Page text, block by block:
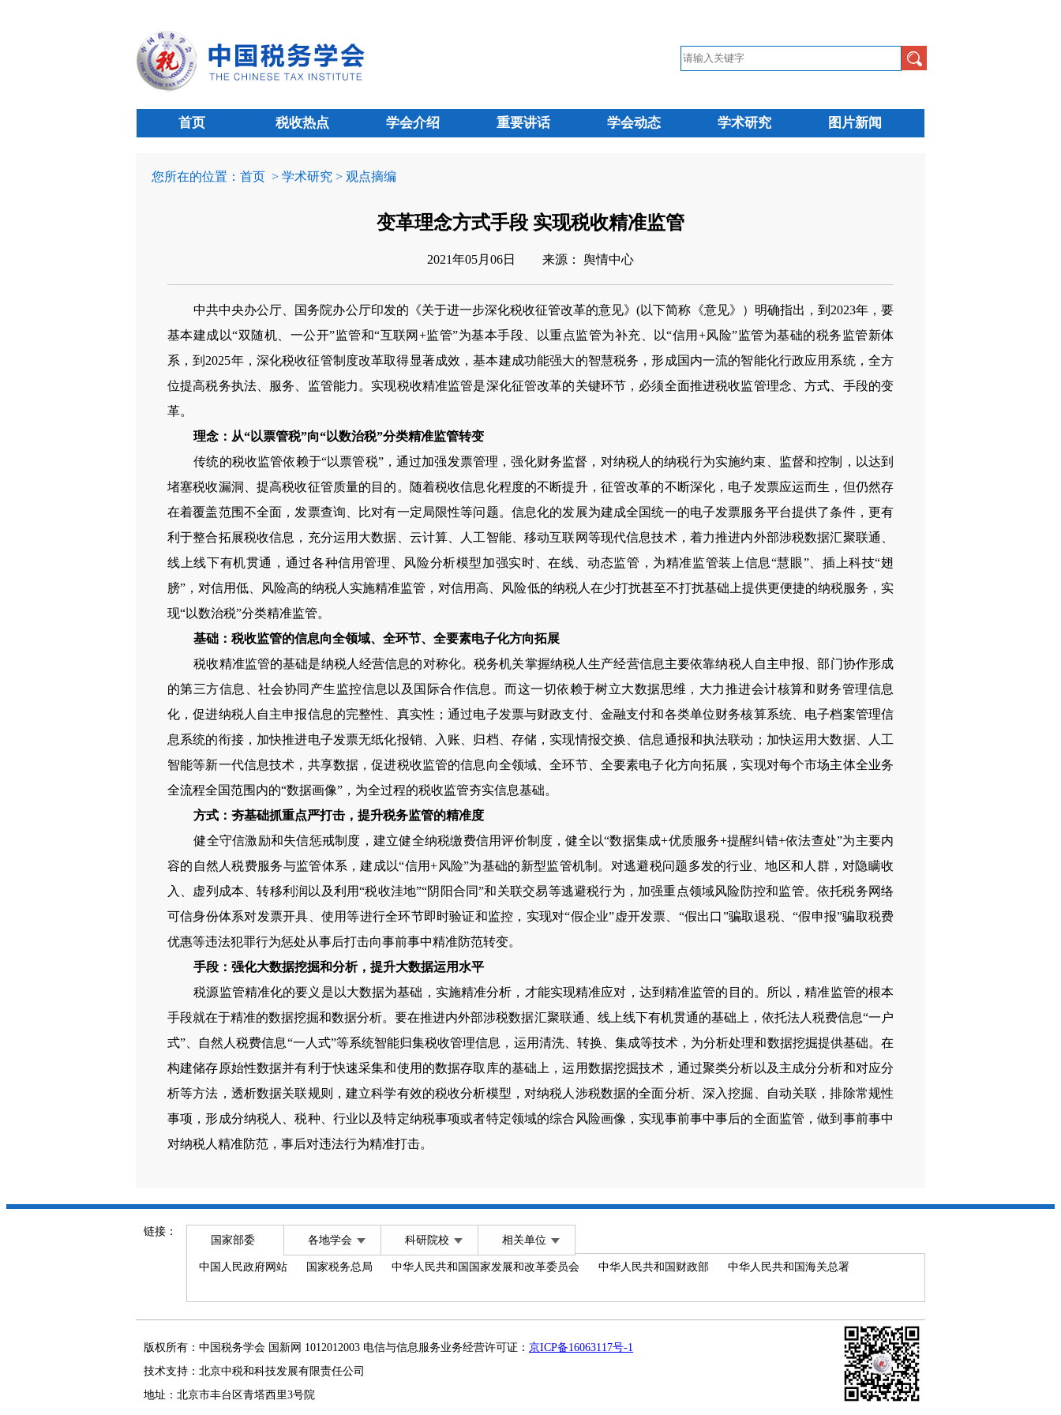
首页 税收热点 学会介绍 重要讲话 学会动态 学术研究 图片新闻
您所在的位置： 首页 > 学术研究 > 观点摘编
变革理念方式手段 实现税收精准监管
2021年05月06日 来源： 舆情中心
中共中央办公厅、国务院办公厅印发的《关于进一步深化税收征管改革的意见》(以下简称《意见》）明确指出，到2023年，要
基本建成以“双随机、一公开”监管和“互联网+监管”为基本手段、以重点监管为补充、以“信用+风险”监管为基础的税务监管新体
系，到2025年，深化税收征管制度改革取得显著成效，基本建成功能强大的智慧税务，形成国内一流的智能化行政应用系统，全方
位提高税务执法、服务、监管能力。实现税收精准监管是深化征管改革的关键环节，必须全面推进税收监管理念、方式、手段的变
革。
理念：从“以票管税”向“以数治税”分类精准监管转变
传统的税收监管依赖于“以票管税”，通过加强发票管理，强化财务监督，对纳税人的纳税行为实施约束、监督和控制，以达到
堵塞税收漏洞、提高税收征管质量的目的。随着税收信息化程度的不断提升，征管改革的不断深化，电子发票应运而生，但仍然存
在着覆盖范围不全面，发票查询、比对有一定局限性等问题。信息化的发展为建成全国统一的电子发票服务平台提供了条件，更有
利于整合拓展税收信息，充分运用大数据、云计算、人工智能、移动互联网等现代信息技术，着力推进内外部涉税数据汇聚联通、
线上线下有机贯通，通过各种信用管理、风险分析模型加强实时、在线、动态监管，为精准监管装上信息“慧眼”、插上科技“翅
膀”，对信用低、风险高的纳税人实施精准监管，对信用高、风险低的纳税人在少打扰甚至不打扰基础上提供更便捷的纳税服务，实
现“以数治税”分类精准监管。
基础：税收监管的信息向全领域、全环节、全要素电子化方向拓展
税收精准监管的基础是纳税人经营信息的对称化。税务机关掌握纳税人生产经营信息主要依靠纳税人自主申报、部门协作形成
的第三方信息、社会协同产生监控信息以及国际合作信息。而这一切依赖于树立大数据思维，大力推进会计核算和财务管理信息
化，促进纳税人自主申报信息的完整性、真实性；通过电子发票与财政支付、金融支付和各类单位财务核算系统、电子档案管理信
息系统的衔接，加快推进电子发票无纸化报销、入账、归档、存储，实现情报交换、信息通报和执法联动；加快运用大数据、人工
智能等新一代信息技术，共享数据，促进税收监管的信息向全领域、全环节、全要素电子化方向拓展，实现对每个市场主体全业务
全流程全国范围内的“数据画像”，为全过程的税收监管夯实信息基础。
方式：夯基础抓重点严打击，提升税务监管的精准度
健全守信激励和失信惩戒制度，建立健全纳税缴费信用评价制度，健全以“数据集成+优质服务+提醒纠错+依法查处”为主要内
容的自然人税费服务与监管体系，建成以“信用+风险”为基础的新型监管机制。对逃避税问题多发的行业、地区和人群，对隐瞒收
入、虚列成本、转移利润以及利用“税收洼地”“阴阳合同”和关联交易等逃避税行为，加强重点领域风险防控和监管。依托税务网络
可信身份体系对发票开具、使用等进行全环节即时验证和监控，实现对“假企业”虚开发票、“假出口”骗取退税、“假申报”骗取税费
优惠等违法犯罪行为惩处从事后打击向事前事中精准防范转变。
手段：强化大数据挖掘和分析，提升大数据运用水平
税源监管精准化的要义是以大数据为基础，实施精准分析，才能实现精准应对，达到精准监管的目的。所以，精准监管的根本
手段就在于精准的数据挖掘和数据分析。要在推进内外部涉税数据汇聚联通、线上线下有机贯通的基础上，依托法人税费信息“一户
式”、自然人税费信息“一人式”等系统智能归集税收管理信息，运用清洗、转换、集成等技术，为分析处理和数据挖掘提供基础。在
构建储存原始性数据并有利于快速采集和使用的数据存取库的基础上，运用数据挖掘技术，通过聚类分析以及主成分分析和对应分
析等方法，透析数据关联规则，建立科学有效的税收分析模型，对纳税人涉税数据的全面分析、深入挖掘、自动关联，排除常规性
事项，形成分纳税人、税种、行业以及特定纳税事项或者特定领域的综合风险画像，实现事前事中事后的全面监管，做到事前事中
对纳税人精准防范，事后对违法行为精准打击。
链接：
国家部委 各地学会 科研院校 相关单位
中国人民政府网站 国家税务总局 中华人民共和国国家发展和改革委员会 中华人民共和国财政部 中华人民共和国海关总署
版权所有：中国税务学会 国新网 1012012003 电信与信息服务业务经营许可证： 京ICP备16063117号-1
技术支持：北京中税和科技发展有限责任公司
地址：北京市丰台区青塔西里3号院